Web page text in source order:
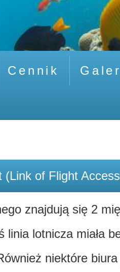
Cennik
(Link of Flight
znajdują się 2
lotnicza miała
niektóre